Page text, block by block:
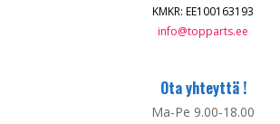
KMKR: EE100163193
info@topparts.ee
Ota yhteyttä !
Ma-Pe 9.00-18.00